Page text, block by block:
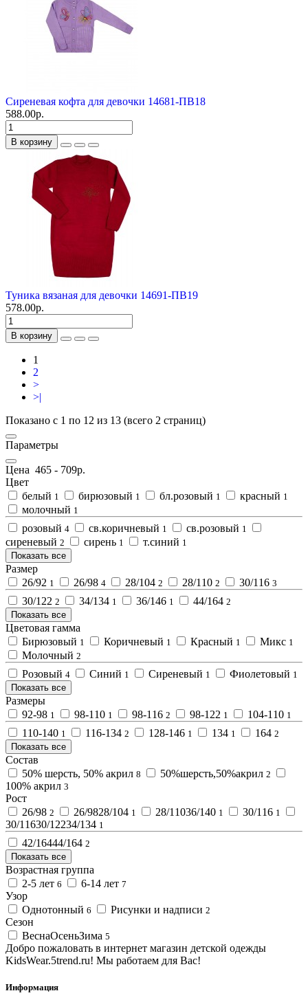
Сиреневая кофта для девочки 14681-ПВ18
588.00р.
В корзину
Туника вязаная для девочки 14691-ПВ19
578.00р.
В корзину
1
2
>
>|
Показано с 1 по 12 из 13 (всего 2 страниц)
Параметры
Цена 465 - 709р.
Цвет
белый 1 бирюзовый 1 бл.розовый 1 красный 1
молочный 1
розовый 4 св.коричневый 1 св.розовый 1
сиреневый 2 сирень 1 т.синий 1
Показать все
Размер
26/92 1 26/98 4 28/104 2 28/110 2 30/116 3
30/122 2 34/134 1 36/146 1 44/164 2
Показать все
Цветовая гамма
Бирюзовый 1 Коричневый 1 Красный 1 Микс 1
Молочный 2
Розовый 4 Синий 1 Сиреневый 1 Фиолетовый 1
Показать все
Размеры
92-98 1 98-110 1 98-116 2 98-122 1 104-110 1
110-140 1 116-134 2 128-146 1 134 1 164 2
Показать все
Состав
50% шерсть, 50% акрил 8 50%шерсть,50%акрил 2
100% акрил 3
Рост
26/98 2 26/9828/104 1 28/11036/140 1 30/116 1
30/11630/12234/134 1
42/16444/164 2
Показать все
Возрастная группа
2-5 лет 6 6-14 лет 7
Узор
Однотонный 6 Рисунки и надписи 2
Сезон
ВеснаОсеньЗима 5
Добро пожаловать в интернет магазин детской одежды
KidsWear.5trend.ru! Мы работаем для Вас!
Информация